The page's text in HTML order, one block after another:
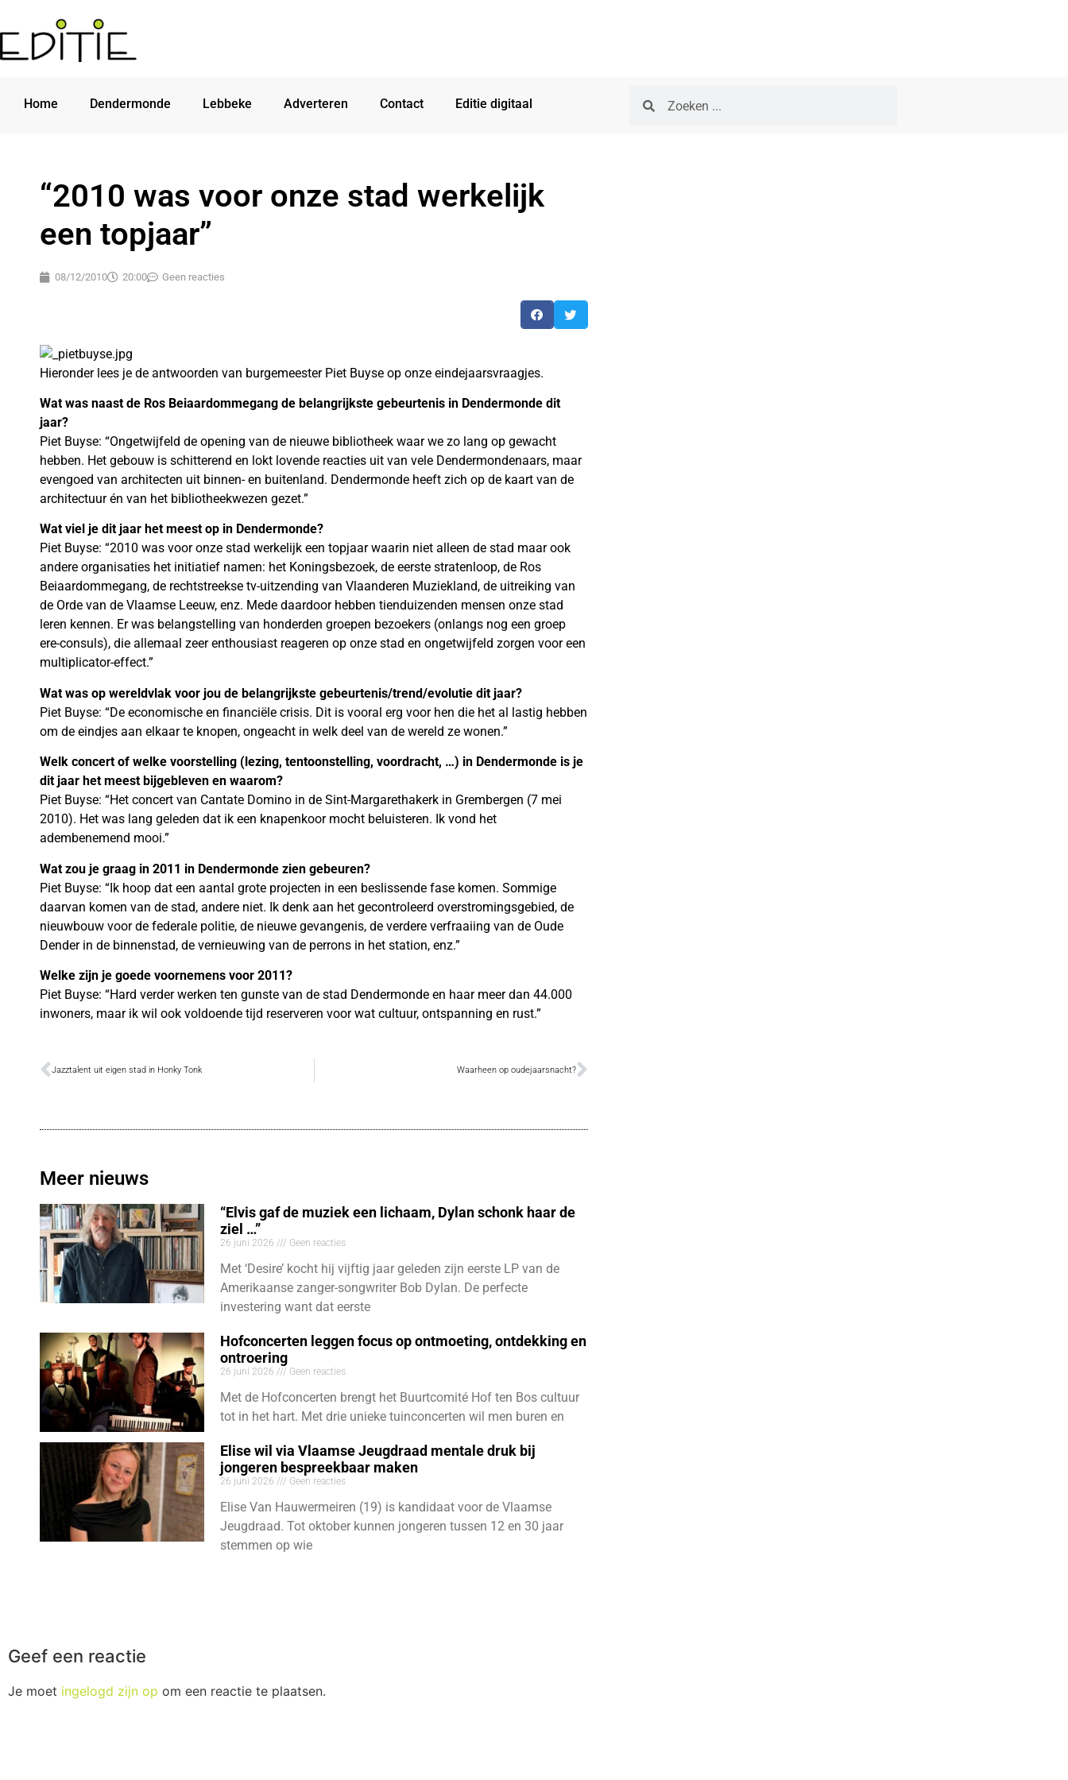
Home Dendermonde Lebbeke Adverteren Contact Editie digitaal
“2010 was voor onze stad werkelijk
een topjaar”
08/12/2010 20:00 Geen reacties
Hieronder lees je de antwoorden van burgemeester Piet Buyse op onze eindejaarsvraagjes.
Wat was naast de Ros Beiaardommegang de belangrijkste gebeurtenis in Dendermonde dit
jaar?
Piet Buyse: “Ongetwijfeld de opening van de nieuwe bibliotheek waar we zo lang op gewacht
hebben. Het gebouw is schitterend en lokt lovende reacties uit van vele Dendermondenaars, maar
evengoed van architecten uit binnen- en buitenland. Dendermonde heeft zich op de kaart van de
architectuur én van het bibliotheekwezen gezet.”
Wat viel je dit jaar het meest op in Dendermonde?
Piet Buyse: “2010 was voor onze stad werkelijk een topjaar waarin niet alleen de stad maar ook
andere organisaties het initiatief namen: het Koningsbezoek, de eerste stratenloop, de Ros
Beiaardommegang, de rechtstreekse tv-uitzending van Vlaanderen Muziekland, de uitreiking van
de Orde van de Vlaamse Leeuw, enz. Mede daardoor hebben tienduizenden mensen onze stad
leren kennen. Er was belangstelling van honderden groepen bezoekers (onlangs nog een groep
ere-consuls), die allemaal zeer enthousiast reageren op onze stad en ongetwijfeld zorgen voor een
multiplicator-effect.”
Wat was op wereldvlak voor jou de belangrijkste gebeurtenis/trend/evolutie dit jaar?
Piet Buyse: “De economische en financiële crisis. Dit is vooral erg voor hen die het al lastig hebben
om de eindjes aan elkaar te knopen, ongeacht in welk deel van de wereld ze wonen.”
Welk concert of welke voorstelling (lezing, tentoonstelling, voordracht, …) in Dendermonde is je
dit jaar het meest bijgebleven en waarom?
Piet Buyse: “Het concert van Cantate Domino in de Sint-Margarethakerk in Grembergen (7 mei
2010). Het was lang geleden dat ik een knapenkoor mocht beluisteren. Ik vond het
adembenemend mooi.”
Wat zou je graag in 2011 in Dendermonde zien gebeuren?
Piet Buyse: “Ik hoop dat een aantal grote projecten in een beslissende fase komen. Sommige
daarvan komen van de stad, andere niet. Ik denk aan het gecontroleerd overstromingsgebied, de
nieuwbouw voor de federale politie, de nieuwe gevangenis, de verdere verfraaiing van de Oude
Dender in de binnenstad, de vernieuwing van de perrons in het station, enz.”
Welke zijn je goede voornemens voor 2011?
Piet Buyse: “Hard verder werken ten gunste van de stad Dendermonde en haar meer dan 44.000
inwoners, maar ik wil ook voldoende tijd reserveren voor wat cultuur, ontspanning en rust.”
Jazztalent uit eigen stad in Honky Tonk Waarheen op oudejaarsnacht?
Meer nieuws
“Elvis gaf de muziek een lichaam, Dylan schonk haar de
ziel …”
26 juni 2026 Geen reacties
Met ‘Desire’ kocht hij vijftig jaar geleden zijn eerste LP van de
Amerikaanse zanger-songwriter Bob Dylan. De perfecte
investering want dat eerste
Hofconcerten leggen focus op ontmoeting, ontdekking en
ontroering
26 juni 2026 Geen reacties
Met de Hofconcerten brengt het Buurtcomité Hof ten Bos cultuur
tot in het hart. Met drie unieke tuinconcerten wil men buren en
Elise wil via Vlaamse Jeugdraad mentale druk bij
jongeren bespreekbaar maken
26 juni 2026 Geen reacties
Elise Van Hauwermeiren (19) is kandidaat voor de Vlaamse
Jeugdraad. Tot oktober kunnen jongeren tussen 12 en 30 jaar
stemmen op wie
Geef een reactie
Je moet ingelogd zijn op om een reactie te plaatsen.